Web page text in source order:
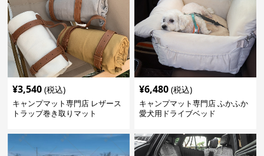
¥3,540 (税込)
キャンプマット専門店 レザース
トラップ巻き取りマット
¥6,480 (税込)
キャンプマット専門店 ふかふか
愛犬用ドライブベッド